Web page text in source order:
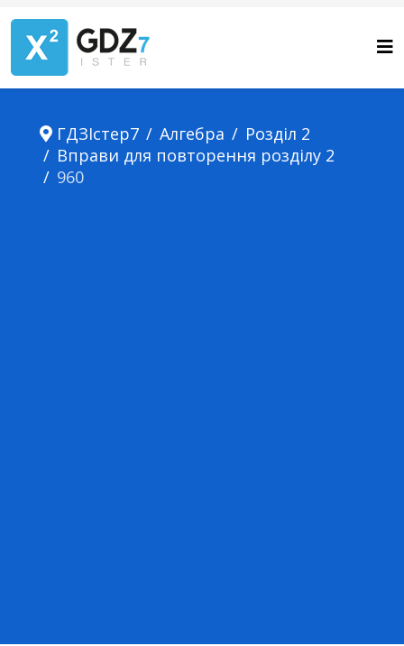
ГДЗІстер7 Алгебра
Розділ 2
Вправи для повторення розділу 2
960